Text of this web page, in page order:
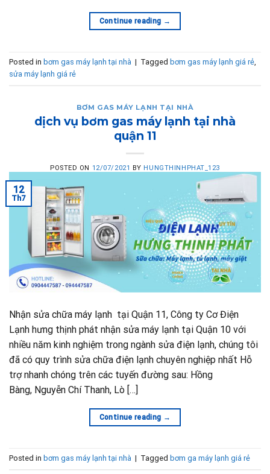
Continue reading →
Posted in bơm gas máy lạnh tại nhà | Tagged bơm gas máy lạnh giá rẻ,
sửa máy lạnh giá rẻ
BƠM GAS MÁY LẠNH TẠI NHÀ
dịch vụ bơm gas máy lạnh tại nhà
quận 11
POSTED ON 12/07/2021 BY HUNGTHINHPHAT_123
12
Th7
Nhận sửa chữa máy lạnh tại Quận 11, Công ty Cơ Điện
Lạnh hưng thịnh phát nhận sửa máy lạnh tại Quận 10 với
nhiều năm kinh nghiệm trong ngành sửa điện lạnh, chúng tôi
đã có quy trình sửa chữa điện lạnh chuyên nghiệp nhất Hỗ
trợ nhanh chóng trên các tuyến đường sau: Hồng
Bàng, Nguyễn Chí Thanh, Lò […]
Continue reading →
Posted in bơm gas máy lạnh tại nhà | Tagged bơm ga máy lạnh giá rẻ